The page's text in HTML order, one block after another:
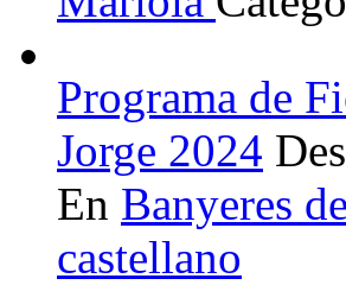
Programa de
Jorge 2024
En Banyeres
castellano